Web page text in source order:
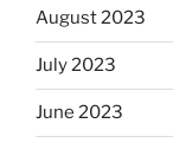
August 2023
July 2023
June 2023